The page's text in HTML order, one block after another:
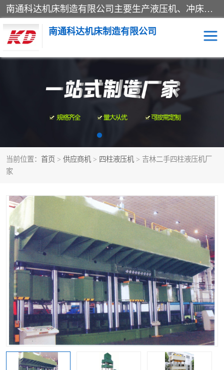
南通科达机床制造有限公司主要生产液压机、冲床、压力机等产品；本公司采用现代化企业的管理方法进行管理，立足于产品的质量管理，以优秀的品质、新颖的设计、合理的价格、完善的服务赢得广大客户的充分信赖和良好的口碑。领导层将运用科学管理方法及长期积累下来的经验和广泛领域吸取来新的技术不断调整产品结构，为市场提供精良的各类机械设备。企业将坚持与国内外各界朋友，真诚合作，共创辉煌。
南通科达机床制造有限公司
当前位置： 首页 > 供应商机 > 四柱液压机 > 吉林二手四柱液压机厂
家
四柱液压机 液压机
卷板机